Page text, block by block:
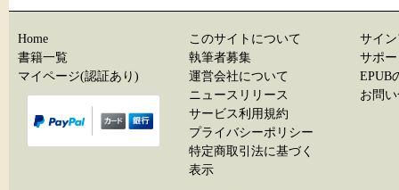
Home
書籍一覧
マイページ(認証あり)
このサイトについて
執筆者募集
運営会社について
ニュースリリース
サービス利用規約
プライバシーポリシー
特定商取引法に基づく
表示
サイ
サポ
EPUB
お問